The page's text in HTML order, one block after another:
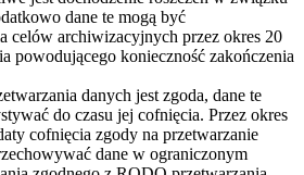
dane te mogą być
celów archiwizacyjnych przez okres 20
powodującego konieczność zakończenia
danych jest zgoda, dane te
do czasu jej cofnięcia. Przez okres
cofnięcia zgody na przetwarzanie
dane w ograniczonym